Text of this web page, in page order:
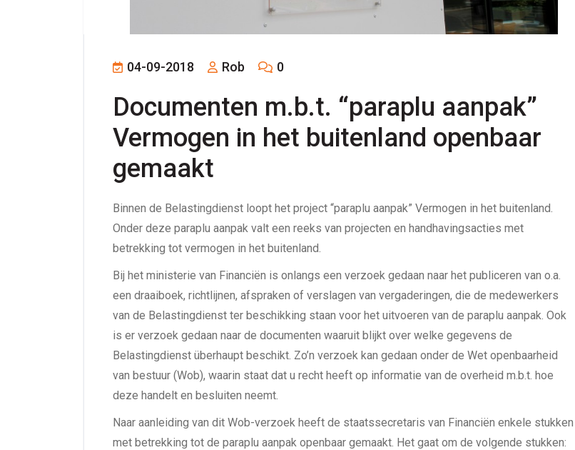
04-09-2018 Rob 0
Documenten m.b.t. “paraplu aanpak”
Vermogen in het buitenland openbaar
gemaakt
Binnen de Belastingdienst loopt het project “paraplu aanpak” Vermogen in het buitenland.
Onder deze paraplu aanpak valt een reeks van projecten en handhavingsacties met
betrekking tot vermogen in het buitenland.
Bij het ministerie van Financiën is onlangs een verzoek gedaan naar het publiceren van o.a.
een draaiboek, richtlijnen, afspraken of verslagen van vergaderingen, die de medewerkers
van de Belastingdienst ter beschikking staan voor het uitvoeren van de paraplu aanpak. Ook
is er verzoek gedaan naar de documenten waaruit blijkt over welke gegevens de
Belastingdienst überhaupt beschikt. Zo’n verzoek kan gedaan onder de Wet openbaarheid
van bestuur (Wob), waarin staat dat u recht heeft op informatie van de overheid m.b.t. hoe
deze handelt en besluiten neemt.
Naar aanleiding van dit Wob-verzoek heeft de staatssecretaris van Financiën enkele stukken
met betrekking tot de paraplu aanpak openbaar gemaakt. Het gaat om de volgende stukken: